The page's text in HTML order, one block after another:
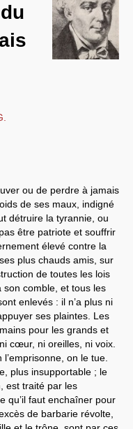
ou de perdre à jamais
de ses maux, indigné
détruire la tyrannie, ou
être patriote et souffrir
élevé contre la
plus chauds amis, sur
de toutes les lois
son comble, et tous les
enlevés : il n’a plus ni
ses plaintes. Les
pour les grands et
cœur, ni oreilles, ni voix.
on le tue.
plus insupportable ; le
est traité par les
qu’il faut enchaîner pour
de barbarie révolte,